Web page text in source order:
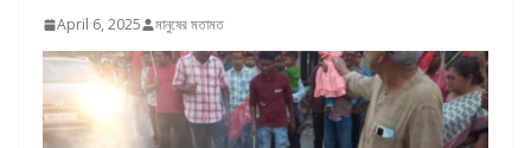
April 6, 2025 মানুষের মতামত